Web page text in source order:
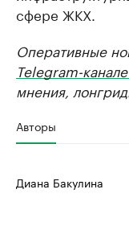
сфере ЖКХ.
Оперативные
Telegram-
мнения,
Авторы
Диана Бакулина